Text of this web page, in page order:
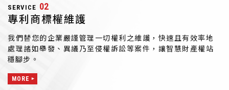
SERVICE 02
專利商標權維護
我們替您的企業嚴謹管理一切權利之維護，快速且有效率地
處理諸如舉發、異議乃至侵權訴訟等案件，讓智慧財產權站
穩腳步。
MORE